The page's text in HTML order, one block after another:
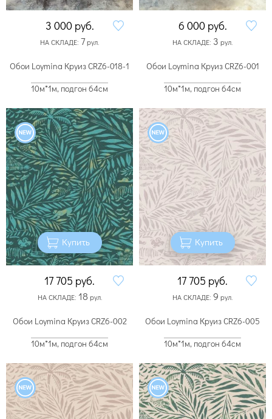
3 000 руб.
НА СКЛАДЕ: 7рул.
6 000 руб.
НА СКЛАДЕ: 3 рул.
Обои Loymina Круиз CRZ6-018-1
10м*1м, подгон 64см
Купить
17 705 руб.
НА СКЛАДЕ: 18 рул.
Обои Loymina Круиз CRZ6-001
10м*1м, подгон 64см
Купить
17 705 руб.
НА СКЛАДЕ: 9 рул.
Обои Loymina Круиз CRZ6-002
10м*1м, подгон 64см
Обои Loymina Круиз CRZ6-005
10м*1м, подгон 64см